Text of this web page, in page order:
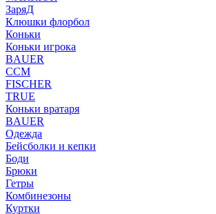
ЗаряД
Клюшки флорбол
Коньки
Коньки игрока
BAUER
CCM
FISCHER
TRUE
Коньки вратаря
BAUER
Одежда
Бейсболки и кепки
Боди
Брюки
Гетры
Комбинезоны
Куртки